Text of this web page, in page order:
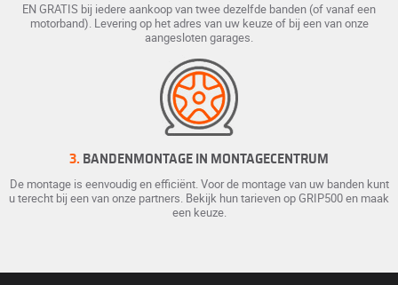
EN GRATIS bij iedere aankoop van twee dezelfde banden (of vanaf een
motorband). Levering op het adres van uw keuze of bij een van onze
aangesloten garages.
3. BANDENMONTAGE IN MONTAGECENTRUM
De montage is eenvoudig en efficiënt. Voor de montage van uw banden kunt
u terecht bij een van onze partners. Bekijk hun tarieven op GRIP500 en maak
een keuze.